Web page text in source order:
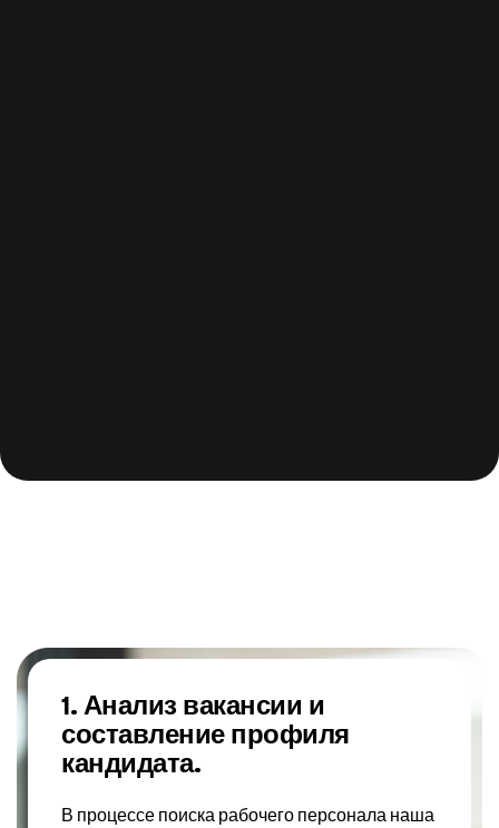
1. Анализ вакансии и
составление профиля
кандидата.
В процессе поиска рабочего персонала наша